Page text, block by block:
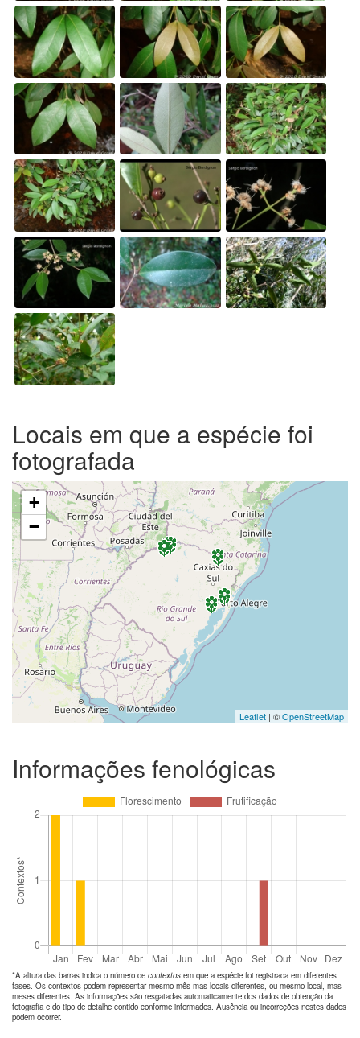
Locais em que a espécie foi
fotografada
+
−
Leaflet | ©OpenStreetMap
Informações fenológicas
*A altura das barras indica o número de contextos em que a espécie foi registrada em diferentes
fases. Os contextos podem representar mesmo mês mas locais diferentes, ou mesmo local, mas
meses diferentes. As informações são resgatadas automaticamente dos dados de obtenção da
fotografia e do tipo de detalhe contido conforme informados. Ausência ou incorreções nestes dados
podem ocorrer.